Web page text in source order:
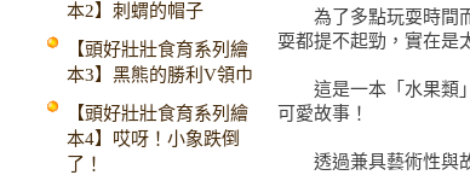
本2】刺蝟的帽子
【頭好壯壯食育系列繪
本3】黑熊的勝利V領巾
【頭好壯壯食育系列繪
本4】哎呀！小象跌倒
了！
為了多點玩耍時間而
耍都提不起勁，實在是
這是一本「水果類」
可愛故事！
透過兼具藝術性與故